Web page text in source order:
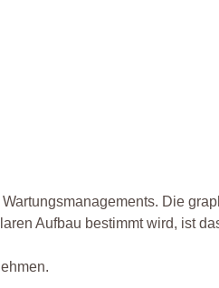
Die
Aufbau bestimmt wird, ist